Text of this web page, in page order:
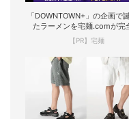
「DOWNTOWN+」の企画で
たラーメンを宅麺.comが完
現！
【PR】宅麺